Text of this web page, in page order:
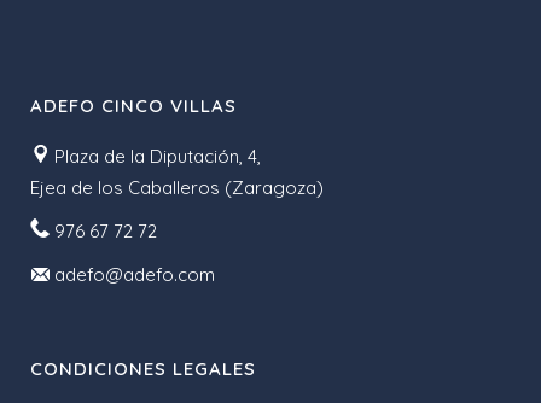
ADEFO CINCO VILLAS
Plaza de la Diputación, 4,
Ejea de los Caballeros (Zaragoza)
976 67 72 72
adefo@adefo.com
CONDICIONES LEGALES